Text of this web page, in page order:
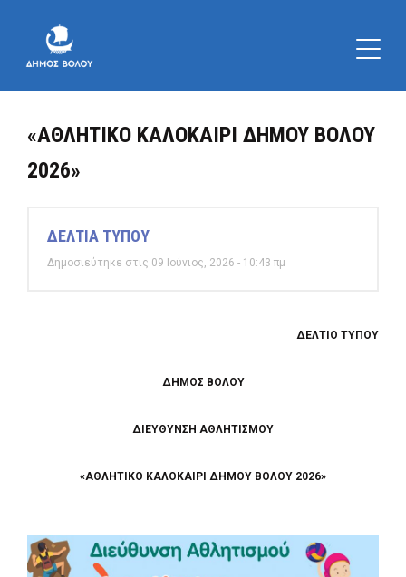
«ΑΘΛΗΤΙΚΟ ΚΑΛΟΚΑΙΡΙ ΔΗΜΟΥ ΒΟΛΟΥ
2026»
ΔΕΛΤΙΑ ΤΥΠΟΥ
Δημοσιεύτηκε στις 09 Ιούνιος, 2026 - 10:43 πμ
ΔΕΛΤΙΟ ΤΥΠΟΥ
ΔΗΜΟΣ ΒΟΛΟΥ
ΔΙΕΥΘΥΝΣΗ ΑΘΛΗΤΙΣΜΟΥ
«ΑΘΛΗΤΙΚΟ ΚΑΛΟΚΑΙΡΙ ΔΗΜΟΥ ΒΟΛΟΥ 2026»